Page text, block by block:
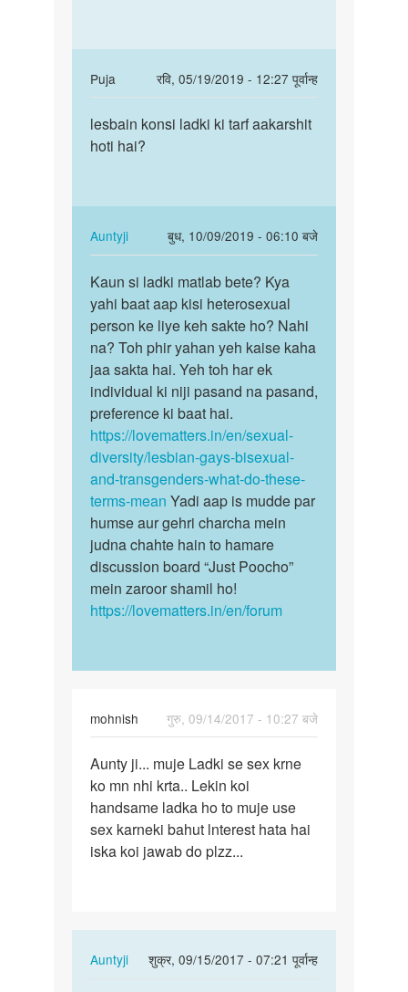
Puja
रवि, 05/19/2019 - 12:27 पूर्वान्ह
reply
to
Ji
beta.
Sexual…
by
Auntyji
lesbain
konsi
tarf…
lesbain konsi ladki ki tarf aakarshit
hoti hai?
Auntyji
बुध, 10/09/2019 - 06:10 बजे
In
reply
to
lesbain
konsi
ladki
ki
tarf…
by
Puja
Kaun
si
ladki
matlab
bete?…
Kaun si ladki matlab bete? Kya
yahi baat aap kisi heterosexual
person ke liye keh sakte ho? Nahi
na? Toh phir yahan yeh kaise kaha
jaa sakta hai. Yeh toh har ek
individual ki niji pasand na pasand,
preference ki baat hai.
https://lovematters.in/en/sexual-
diversity/lesbian-gays-bisexual-
and-transgenders-what-do-these-
terms-mean Yadi aap is mudde par
humse aur gehri charcha mein
judna chahte hain to hamare
discussion board “Just Poocho”
mein zaroor shamil ho!
https://lovematters.in/en/forum
mohnish
गुरु, 09/14/2017 - 10:27 बजे
Aunty
ji…
Aunty ji... muje Ladki se sex krne
ko mn nhi krta.. Lekin koi
handsame ladka ho to muje use
sex karneki bahut lnterest hata hai
iska koi jawab do plzz...
Auntyji
शुक्र, 09/15/2017 - 07:21 पूर्वान्ह
In